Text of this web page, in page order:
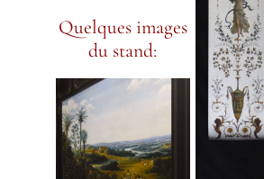
Quelques images
du stand: